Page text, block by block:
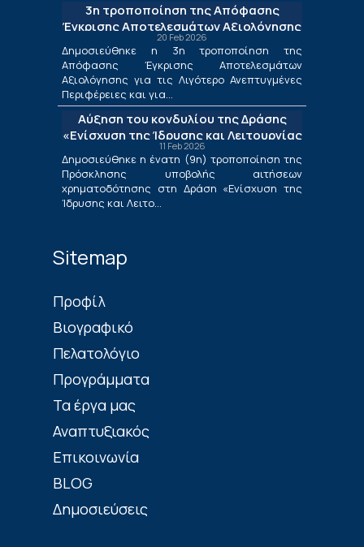
3η τροποποίηση της Απόφασης
Έγκρισης Αποτελεσμάτων Αξιολόγησης
για τις Λιγότερο Ανεπτυγμένες
Περιφέρειες και για τις Περιφέρειες
Μετάβασης στο πλαίσιο της Δράσης
«Ενίσχυση της Ίδρυσης και Λειτουργίας
Νέων Μικρομεσαίων Τουριστικών
Επιχειρήσεων»
20 Feb 2026
Δημοσιεύθηκε η 3η τροποποίηση της
Απόφασης Έγκρισης Αποτελεσμάτων
Αξιολόγησης για τις Λιγότερο Ανεπτυγμένες
Περιφέρειες και για...
Αύξηση του κονδυλίου της Δράσης
«Ενίσχυση της Ίδρυσης και Λειτουργίας
Νέων Μικρομεσαίων Τουριστικών
Επιχειρήσεων»
11 Feb 2026
Δημοσιεύθηκε η ένατη (9η) τροποποίηση της
Πρόσκλησης υποβολής αιτήσεων
χρηματοδότησης στη Δράση «Ενίσχυση της
Ίδρυσης και Λειτο...
Sitemap
Πρoφίλ
Βιογραφικό
Πελατολόγιο
Προγράμματα
Τα έργα μας
Αναπτυξιακός
Επικοινωνία
BLOG
Δημοσιεύσεις